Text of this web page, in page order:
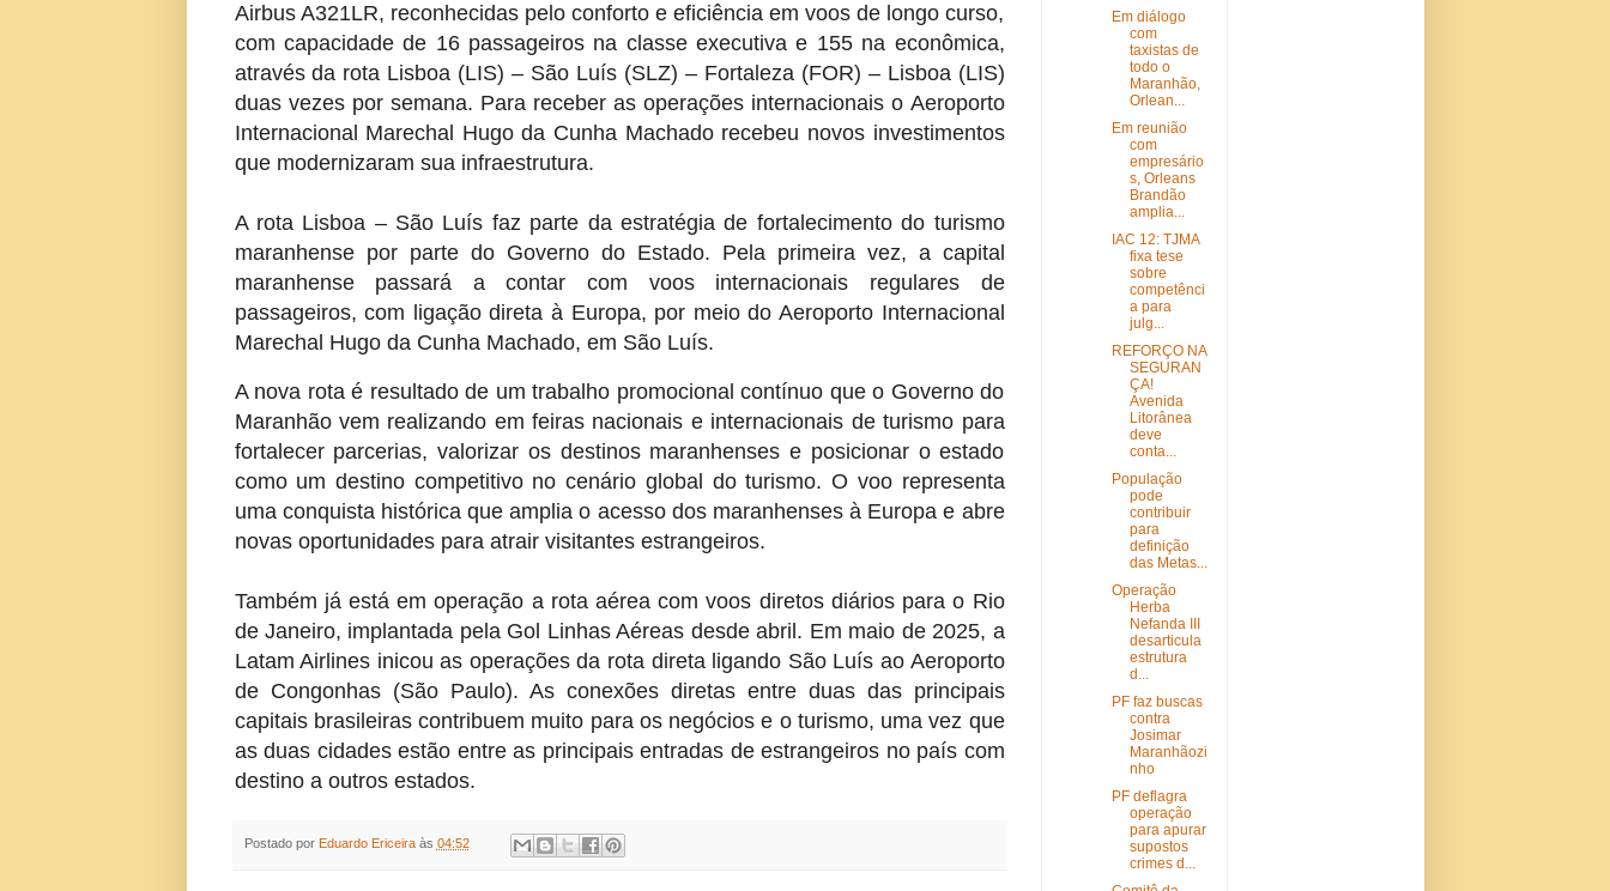
Airbus A321LR, reconhecidas pelo conforto e eficiência em voos de longo curso,
com capacidade de 16 passageiros na classe executiva e 155 na econômica,
através da rota Lisboa (LIS) – São Luís (SLZ) – Fortaleza (FOR) – Lisboa (LIS)
duas vezes por semana. Para receber as operações internacionais o Aeroporto
Internacional Marechal Hugo da Cunha Machado recebeu novos investimentos
que modernizaram sua infraestrutura.
A rota Lisboa – São Luís faz parte da estratégia de fortalecimento do turismo
maranhense por parte do Governo do Estado. Pela primeira vez, a capital
maranhense passará a contar com voos internacionais regulares de
passageiros, com ligação direta à Europa, por meio do Aeroporto Internacional
Marechal Hugo da Cunha Machado, em São Luís.
A nova rota é resultado de um trabalho promocional contínuo que o Governo do
Maranhão vem realizando em feiras nacionais e internacionais de turismo para
fortalecer parcerias, valorizar os destinos maranhenses e posicionar o estado
como um destino competitivo no cenário global do turismo. O voo representa
uma conquista histórica que amplia o acesso dos maranhenses à Europa e abre
novas oportunidades para atrair visitantes estrangeiros.
Também já está em operação a rota aérea com voos diretos diários para o Rio
de Janeiro, implantada pela Gol Linhas Aéreas desde abril. Em maio de 2025, a
Latam Airlines inicou as operações da rota direta ligando São Luís ao Aeroporto
de Congonhas (São Paulo). As conexões diretas entre duas das principais
capitais brasileiras contribuem muito para os negócios e o turismo, uma vez que
as duas cidades estão entre as principais entradas de estrangeiros no país com
destino a outros estados.
Postado por Eduardo Ericeira às 04:52
Em diálogo
com
taxistas de
todo o
Maranhão,
Orlean...
Em reunião
com
empresário
s, Orleans
Brandão
amplia...
IAC 12: TJMA
fixa tese
sobre
competênci
a para
julg...
REFORÇO NA
SEGURAN
ÇA!
Avenida
Litorânea
deve
conta...
População
pode
contribuir
para
definição
das Metas...
Operação
Herba
Nefanda III
desarticula
estrutura
d...
PF faz buscas
contra
Josimar
Maranhãozi
nho
PF deflagra
operação
para apurar
supostos
crimes d...